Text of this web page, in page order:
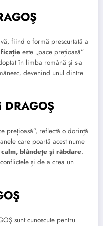
fiind o formă prescurtată a
este „pace prețioasă”
în limba română și s-a
devenind unul dintre
DRAGOŞ
prețioasă”, reflectă o dorință
care poartă acest nume
blândețe și răbdare.
și de a crea un
sunt cunoscute pentru